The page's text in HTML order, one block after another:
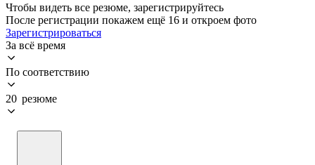
Чтобы видеть все резюме, зарегистрируйтесь
После регистрации покажем ещё 16 и откроем фото
Зарегистрироваться
За всё время
По соответствию
20 резюме